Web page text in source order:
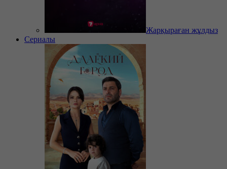
Жарқыраған жұлдыз
Сериалы